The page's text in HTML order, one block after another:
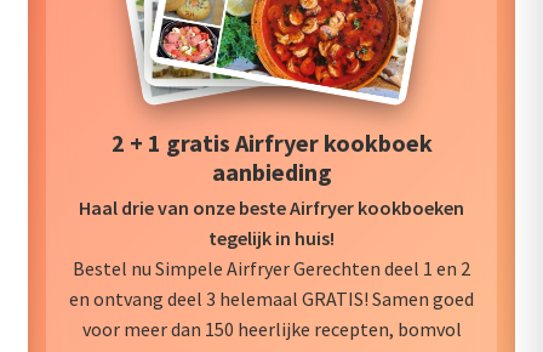
2 + 1 gratis Airfryer kookboek
aanbieding
Haal drie van onze beste Airfryer kookboeken
tegelijk in huis!
Bestel nu Simpele Airfryer Gerechten deel 1 en 2
en ontvang deel 3 helemaal GRATIS! Samen goed
voor meer dan 150 heerlijke recepten, bomvol